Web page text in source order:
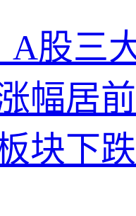
A股三
幅居
块下